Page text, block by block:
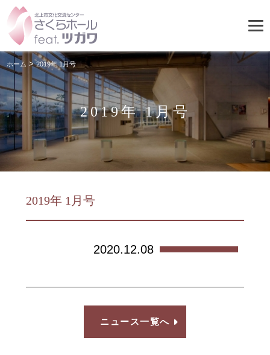
2019年 1月号
ホーム >2019年 1月号
2019年 1月号
2020.12.08
ニュース一覧へ